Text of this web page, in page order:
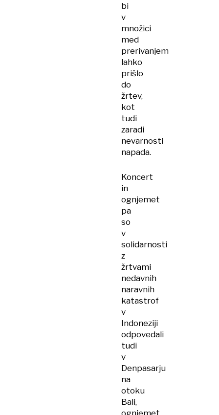
bi
v
množici
med
prerivanjem
lahko
prišlo
do
žrtev,
kot
tudi
zaradi
nevarnosti
napada.
Koncert
in
ognjemet
pa
so
v
solidarnosti
z
žrtvami
nedavnih
naravnih
katastrof
v
Indoneziji
odpovedali
tudi
v
Denpasarju
na
otoku
Bali,
ognjemet